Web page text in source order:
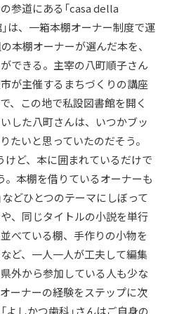
参道にある「casa della
は、一箱本棚オーナー制度で運
本棚オーナーが選んだ本を、
できる。主宰の八町順子さん
が主催するまちづくりの講座
、この地で私設図書館を開く
した八町さんは、いつかブッ
たいと思っていたのだそう。
けど、本に囲まれているだけで
。本棚を借りているオーナーも
などひとつのテーマにしぼって
、同じタイトルの小説を単行
べている棚、手作りの小物を
ど、一人一人が工夫して編集
外から参加している人も少な
ーナーの経験をステップに次
よしかつ歯科」さんはご自身の